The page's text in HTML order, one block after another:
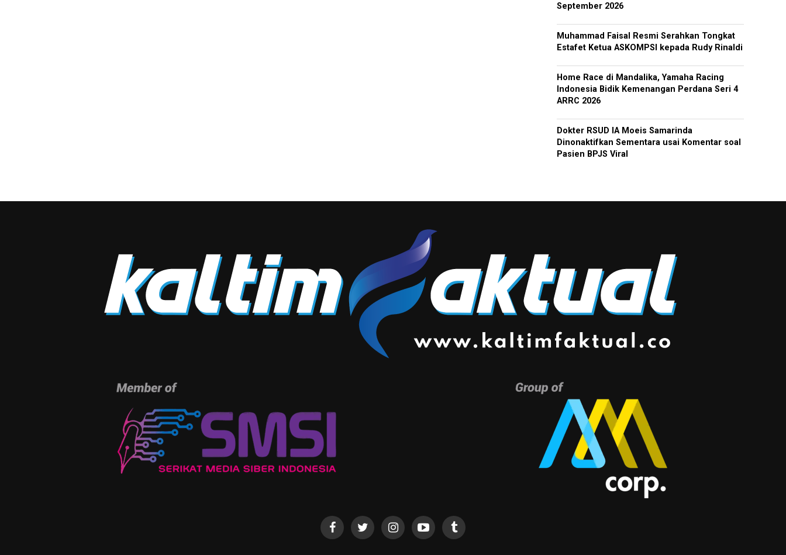
September 2026
Muhammad Faisal Resmi Serahkan Tongkat
Estafet Ketua ASKOMPSI kepada Rudy Rinaldi
Home Race di Mandalika, Yamaha Racing
Indonesia Bidik Kemenangan Perdana Seri 4
ARRC 2026
Dokter RSUD IA Moeis Samarinda
Dinonaktifkan Sementara usai Komentar soal
Pasien BPJS Viral